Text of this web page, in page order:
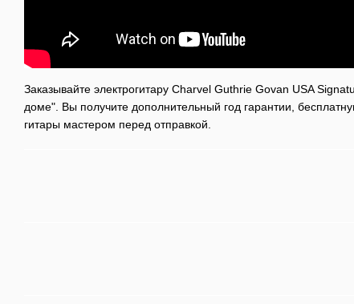
Заказывайте электрогитару Charvel Guthrie Govan USA
доме". Вы получите дополнительный год гарантии,
гитары мастером перед отправкой.